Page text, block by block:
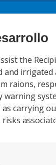
the
and irrigated
raions,
carrying